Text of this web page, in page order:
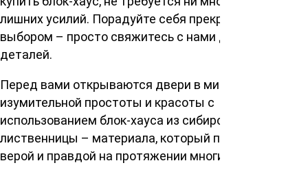
лишних усилий. Порадуйте себя прекрасным
выбором – просто свяжитесь с нами для уточнения
деталей.
Перед вами открываются двери в мир
изумительной простоты и красоты с
использованием блок-хауса из сибирской
лиственницы – материала, который прослужит вам
верой и правдой на протяжении многих лет.